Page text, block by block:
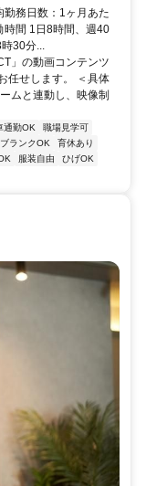
務日数：1ヶ月あた
時間 1日8時間、週40
30分...
」の動画コンテンツ
任せします。 ＜具体
ムと連動し、映像制
通勤OK
職場見学可
ブランクOK
育休あり
服装自由
ひげOK